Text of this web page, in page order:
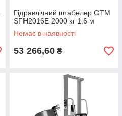
Гідравлічний штабелер GTM
SFH2016E 2000 кг 1.6 м
Немає в наявності
53 266,60 ₴